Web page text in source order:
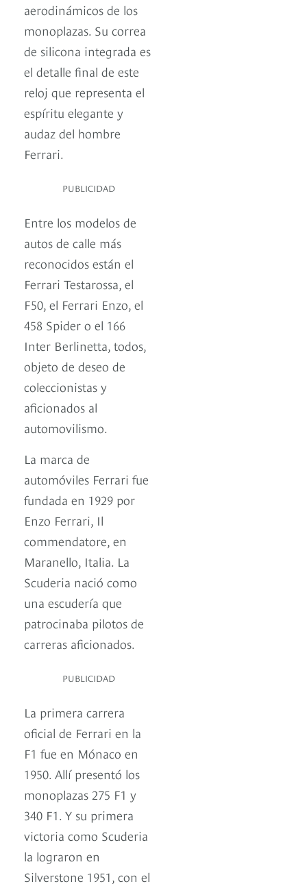
aerodinámicos de los
monoplazas. Su correa
de silicona integrada es
el detalle final de este
reloj que representa el
espíritu elegante y
audaz del hombre
Ferrari.
PUBLICIDAD
Entre los modelos de
autos de calle más
reconocidos están el
Ferrari Testarossa, el
F50, el Ferrari Enzo, el
458 Spider o el 166
Inter Berlinetta, todos,
objeto de deseo de
coleccionistas y
aficionados al
automovilismo.
La marca de
automóviles Ferrari fue
fundada en 1929 por
Enzo Ferrari, Il
commendatore, en
Maranello, Italia. La
Scuderia nació como
una escudería que
patrocinaba pilotos de
carreras aficionados.
PUBLICIDAD
La primera carrera
oficial de Ferrari en la
F1 fue en Mónaco en
1950. Allí presentó los
monoplazas 275 F1 y
340 F1. Y su primera
victoria como Scuderia
la lograron en
Silverstone 1951, con el